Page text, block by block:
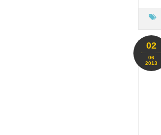
02
06
2013